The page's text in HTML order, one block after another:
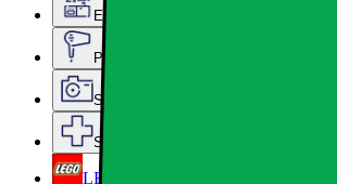
Epoq køkken & bryggers
Personlig pleje, Skønhed & Velvære
Sport, Fritid & Hobby
Services & tilbehør
LEGO